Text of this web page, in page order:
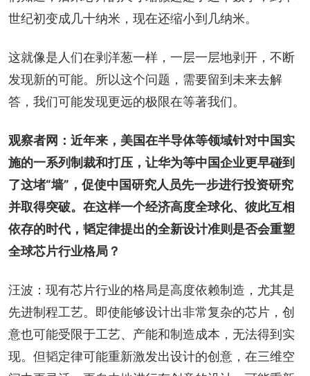
世纪初变成几十纳米，现在还缩小到几纳米。
这就像是人们在剥洋葱一样，一层一层地剥开，不断
发现新的可能。所以这个问题，需要留到未来去解
答，我们可能发现更远的极限在等著我们。
观察者网：近年来，美国在半导体等领域针对中国实
施的一系列制裁和打压，让华为等中国企业更早碰到
了这堵“墙”，促使中国研究人员先一步进行投资研究
并取得突破。在这样一个经济高度全球化、彼此互相
依存的时代，韬定律提出的全新设计准则是否会重塑
全球芯片行业格局？
汪波：现有芯片行业的格局是高度依赖制造，尤其是
先进制程工艺。即使能够设计出非常复杂的芯片，创
意也可能受限于工艺、产能和制造成本，无法得到实
现。但韬定律可能重新激发出设计的创意，在三维空